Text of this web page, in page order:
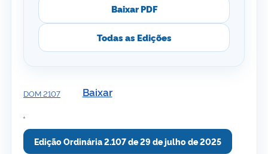
Baixar PDF
Todas as Edições
DOM 2107 Baixar
Edição Ordinária 2.107 de 29 de julho de 2025